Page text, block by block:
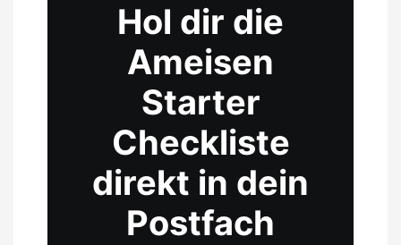
Hol dir die
Ameisen
Starter
Checkliste
direkt in dein
Postfach